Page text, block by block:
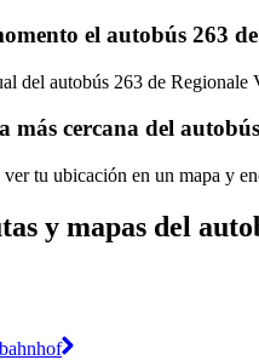
el autobús 263
del autobús 263 de
más cercana del
ver tu ubicación en un mapa y
y mapas del